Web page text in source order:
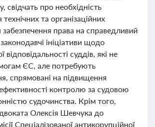
свідчать про необхідність
та організаційних
забезпечення права на справедливий
ініціативи щодо
відповідальності суддів, які не
ЄС, але потребують
спрямовані на підвищення
контролю за судовою
судочинства. Крім того,
Олексія Шевчука до
Спеціалізованої антикорупційної